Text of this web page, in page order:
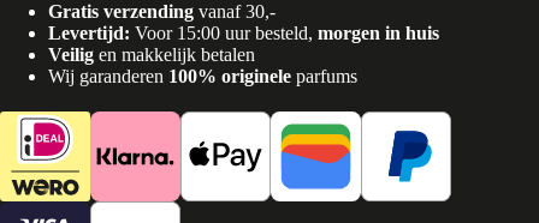
Gratis verzending vanaf 30,-
Levertijd: Voor 15:00 uur besteld, morgen in huis
Veilig en makkelijk betalen
Wij garanderen 100% originele parfums